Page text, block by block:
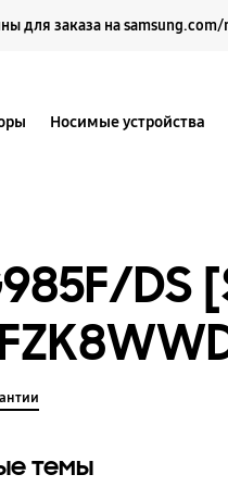
для заказа на samsung.com/
Носимые устройства
DS
темы